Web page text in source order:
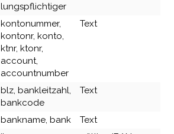
lungspflichtiger
kontonummer,
kontonr, konto,
ktnr, ktonr,
account,
accountnumber
Text
blz, bankleitzahl,
bankcode
Text
bankname, bank
Text